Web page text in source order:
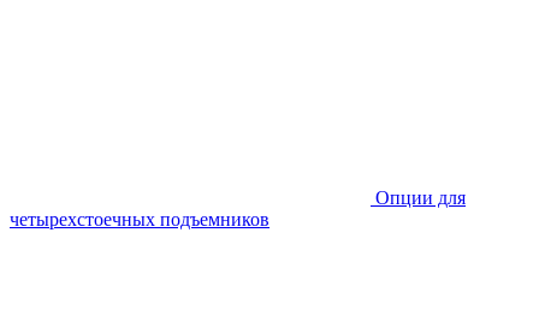
Опции для
четырехстоечных подъемников